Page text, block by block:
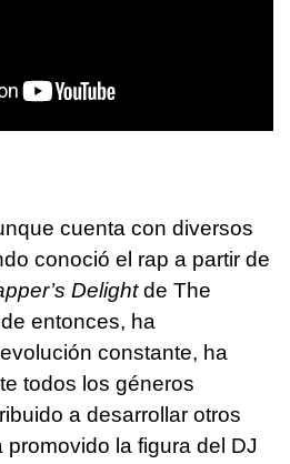
cuenta con diversos
conoció el rap a partir de
Delightde The
entonces, ha
constante, ha
todos los géneros
a desarrollar otros
promovido la figura del DJ